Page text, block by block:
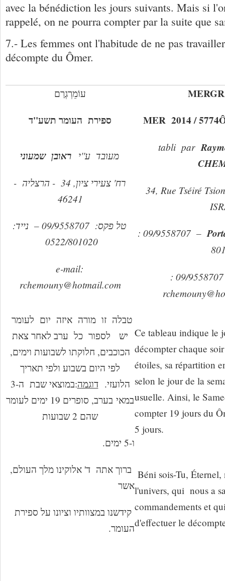
avec la bénédiction les jours suivants. Mais si
rappelé, on ne pourra compter par la suite que
7.- Les femmes ont l'habitude de ne pas
décompte du Ômer.
עוֹמֵרְגְרַם
MER 2014 / 5774 ספירת העומר תשע''ד
tabli par
34, Rue Tséiré
: 09/9558707 –
: 09/
מעובד ע''י ראובן שמעוני
רח' צעירי ציון, 34 - הרצליה -
46241
טל פקס: 09/9558707 – נייד:
0522/801020
e-mail:
rchemouny@hotmail.com
Ce tableau indique le
décompter chaque
étoiles, sa répartition
selon le jour de la
usuelle. Ainsi, le
compter 19 jours du
5 jours.
טבלה זו מורה איזה יום לעומר
יש לספור כל ערב לאחר צאת
הכוכבים, חלוקתו לשבועות וימים,
לפי היום בשבוע ולפי תאריך
הלועזי.דוגמה:
במוצאי שבת ה-3
במאי בערב, סופרים 19 ימים לעומר
שהם 2 שבועות
ו-5 ימים.
Béni sois-Tu,
l'univers, qui nous a
commandements et
d'effectuer le
ברוך אתה ד' אלוקינו מלך העולם,
אשר
קידשנו במצוותיו וציונו על ספירת
העומר.